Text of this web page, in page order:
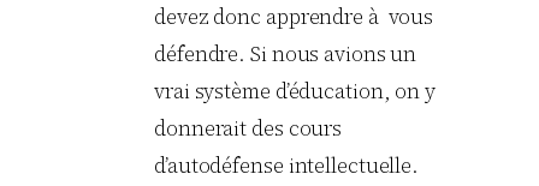
devez donc apprendre à vous
défendre. Si nous avions un
vrai système d’éducation, on y
donnerait des cours
d’autodéfense intellectuelle.